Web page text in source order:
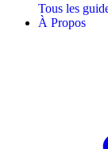
Tous les
À Propos